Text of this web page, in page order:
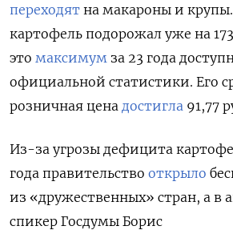
переходят на макароны и крупы.
картофель подорожал уже на
это максимум за 23 года
официальной статистики. Его
розничная цена достигла 91,77
Из-за угрозы дефицита
года правительство открыло
из «дружественных» стран, а в
спикер Госдумы Борис